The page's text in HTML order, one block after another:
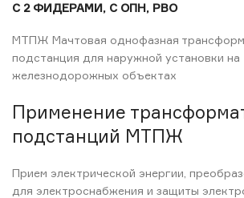
С 2 ФИДЕРАМИ, С ОПН, РВО
МТПЖ Мачтовая однофазная
подстанция для наружной установки на
железнодорожных объектах
Применение
подстанций МТПЖ
Прием электрической энергии,
для электроснабжения и защиты